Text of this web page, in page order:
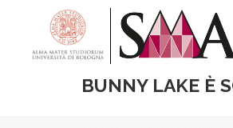
contenuto
principale
BUNNY LAKE È